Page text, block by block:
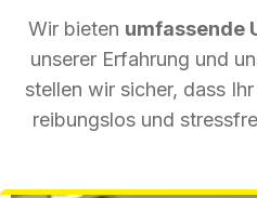
Wir bieten umfassende
unserer Erfahrung und
stellen wir sicher, dass
reibungslos und